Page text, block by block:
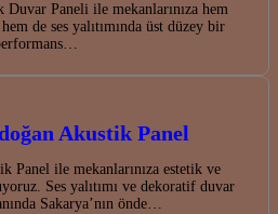
Duvar Paneli ile mekanlarınıza hem
de ses yalıtımında üst düzey bir
Akustik Panel
Panel ile mekanlarınıza estetik ve
Ses yalıtımı ve dekoratif duvar
Sakarya’nın önde…